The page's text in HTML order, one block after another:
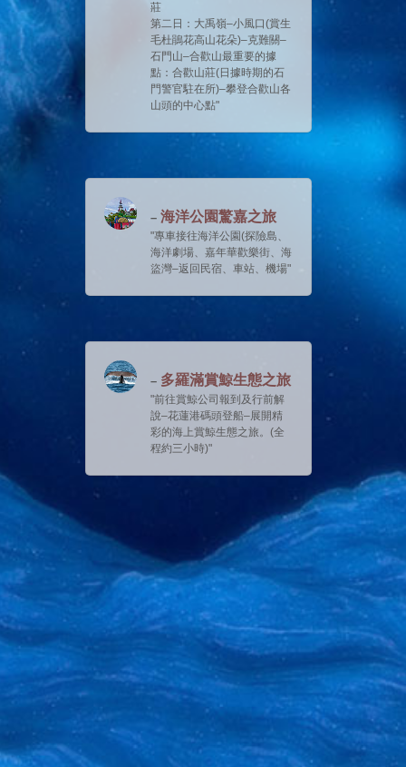
莊
第二日：大禹嶺–小風口(賞生
毛杜鵑花高山花朵)–克難關–
石門山–合歡山最重要的據
點：合歡山莊(日據時期的石
門警官駐在所)–攀登合歡山各
山頭的中心點
海洋公園驚嘉之旅
專車接往海洋公園(探險島、
海洋劇場、嘉年華歡樂街、海
盜灣–返回民宿、車站、機場
多羅滿賞鯨生態之旅
前往賞鯨公司報到及行前解
說–花蓮港碼頭登船–展開精
彩的海上賞鯨生態之旅。(全
程約三小時)